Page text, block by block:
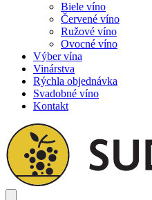
Biele víno
Červené víno
Ružové víno
Ovocné víno
Výber vína
Vinárstva
Rýchla objednávka
Svadobné víno
Kontakt